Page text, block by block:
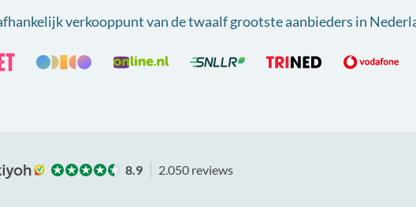
verkooppunt vande twaalf grootste aanbieders in
8.9 2.050 reviews